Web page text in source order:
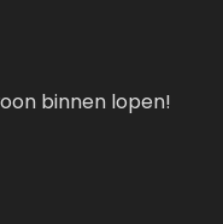
binnen lopen!